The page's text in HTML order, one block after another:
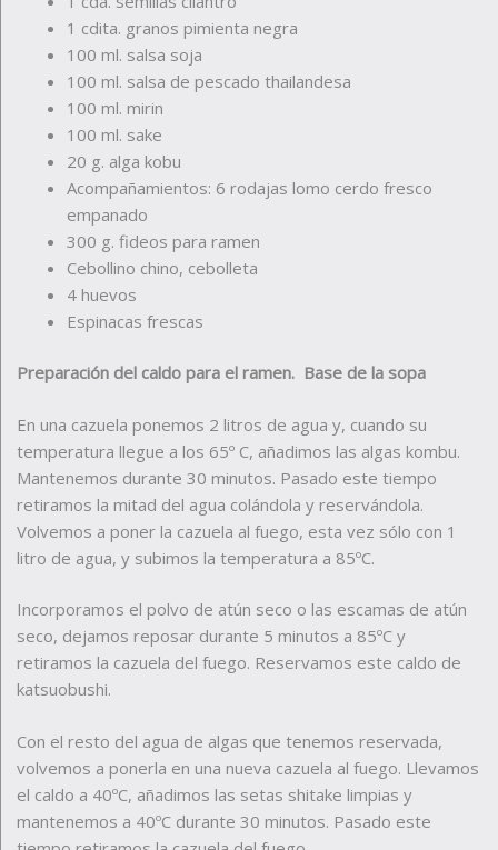
1 cdita. granos pimienta negra
100 ml. salsa soja
100 ml. salsa de pescado thailandesa
100 ml. mirin
100 ml. sake
20 g. alga kobu
Acompañamientos: 6 rodajas lomo cerdo fresco
empanado
300 g. fideos para ramen
Cebollino chino, cebolleta
4 huevos
Espinacas frescas
Preparación del caldo para el ramen. Base de la sopa
En una cazuela ponemos 2 litros de agua y, cuando su
temperatura llegue a los 65º C, añadimos las algas kombu.
Mantenemos durante 30 minutos. Pasado este tiempo
retiramos la mitad del agua colándola y reservándola.
Volvemos a poner la cazuela al fuego, esta vez sólo con 1
litro de agua, y subimos la temperatura a 85ºC.
Incorporamos el polvo de atún seco o las escamas de atún
seco, dejamos reposar durante 5 minutos a 85ºC y
retiramos la cazuela del fuego. Reservamos este caldo de
katsuobushi.
Con el resto del agua de algas que tenemos reservada,
volvemos a ponerla en una nueva cazuela al fuego. Llevamos
el caldo a 40ºC, añadimos las setas shitake limpias y
mantenemos a 40ºC durante 30 minutos. Pasado este